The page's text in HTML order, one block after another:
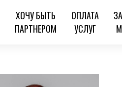
ХОЧУ БЫТЬ
ПАРТНЕРОМ
ОПЛАТА
УСЛУГ